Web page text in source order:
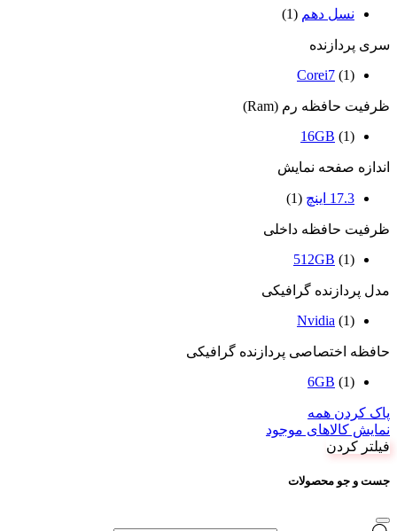
نسل دهم (1)
سری پردازنده
Corei7 (1)
ظرفیت حافظه رم (Ram)
16GB (1)
اندازه صفحه نمایش
17.3 اینچ (1)
ظرفیت حافظه داخلی
512GB (1)
مدل پردازنده گرافیکی
Nvidia (1)
حافظه اختصاصی پردازنده گرافیکی
6GB (1)
پاک کردن همه
نمایش کالاهای موجود
فیلتر کردن
جست و جو محصولات